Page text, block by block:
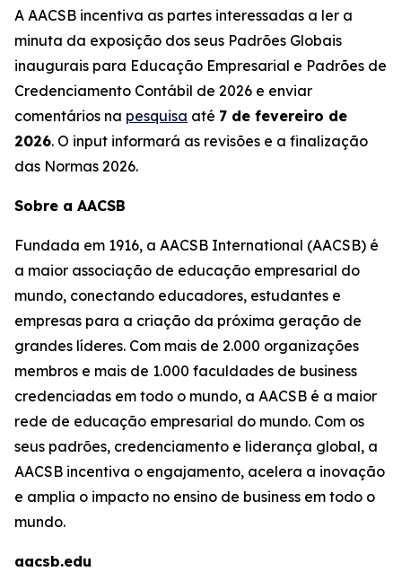
A AACSB incentiva as partes interessadas a ler a
minuta da exposição dos seus Padrões Globais
inaugurais para Educação Empresarial e Padrões de
Credenciamento Contábil de 2026 e enviar
comentários na pesquisa até 7 de fevereiro de
2026. O input informará as revisões e a finalização
das Normas 2026.
Sobre a AACSB
Fundada em 1916, a AACSB International (AACSB) é
a maior associação de educação empresarial do
mundo, conectando educadores, estudantes e
empresas para a criação da próxima geração de
grandes líderes. Com mais de 2.000 organizações
membros e mais de 1.000 faculdades de business
credenciadas em todo o mundo, a AACSB é a maior
rede de educação empresarial do mundo. Com os
seus padrões, credenciamento e liderança global, a
AACSB incentiva o engajamento, acelera a inovação
e amplia o impacto no ensino de business em todo o
mundo.
aacsb.edu